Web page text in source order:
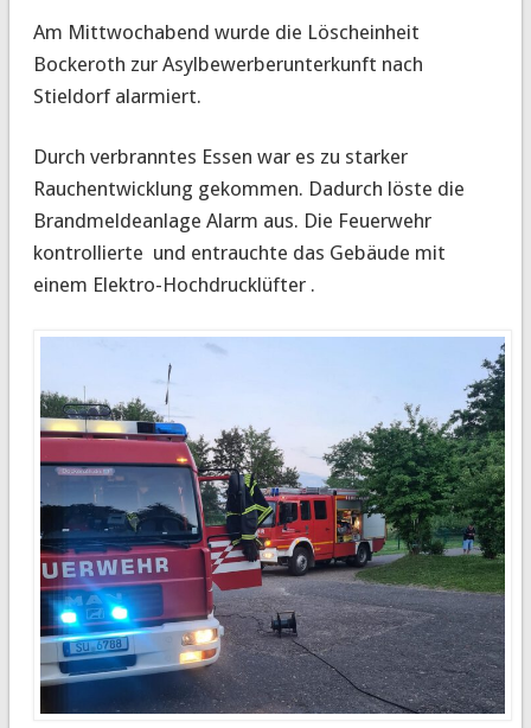
Am Mittwochabend wurde die Löscheinheit
Bockeroth zur Asylbewerberunterkunft nach
Stieldorf alarmiert.
Durch verbranntes Essen war es zu starker
Rauchentwicklung gekommen. Dadurch löste die
Brandmeldeanlage Alarm aus. Die Feuerwehr
kontrollierte und entrauchte das Gebäude mit
einem Elektro-Hochdrucklüfter .